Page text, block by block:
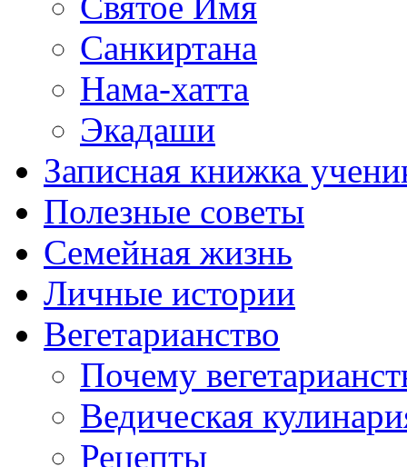
Санкиртана
Нама-хатта
Экадаши
Записная книжка
Полезные советы
Семейная жизнь
Личные истории
Вегетарианство
Почему
Ведическая
Рецепты